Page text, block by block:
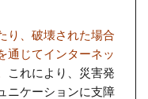
り、破壊された場合
通じてインターネッ
これにより、災害発
ニケーションに支障